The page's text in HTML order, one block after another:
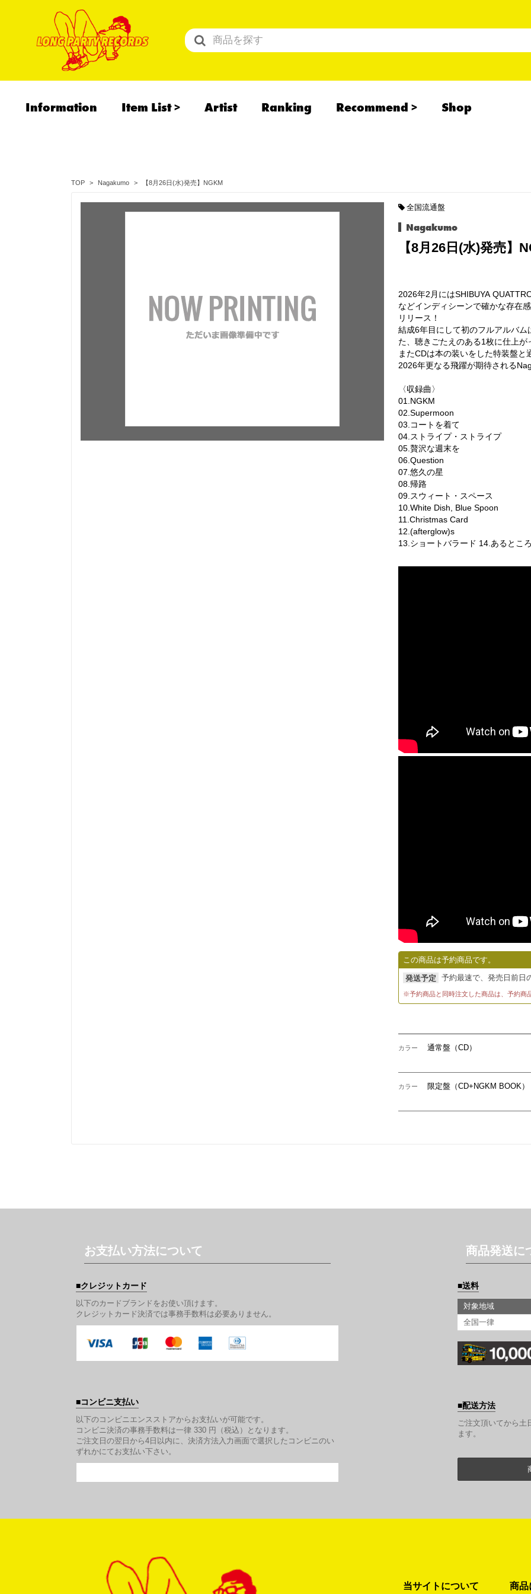
Information Item List Artist Ranking Recommend Shop
TOP Nagakumo 【8月26日(水)発売】NGKM
全国流通盤
Nagakumo
【8月26日(水)発売】
2026年2月にはSHIBUYA
などインディシーンで確かな存在
リリース！
結成6年目にして初のフルアルバ
た、聴きごたえのある1枚に仕上が
またCDは本の装いをした特装盤
2026年更なる飛躍が期待される
〈収録曲〉
01.NGKM
02.Supermoon
03.コートを着て
04.ストライプ・ストライプ
05.贅沢な週末を
06.Question
07.悠久の星
08.帰路
09.スウィート・スペース
10.White Dish, Blue Spoon
11.Christmas Card
12.(afterglow)s
13.ショートバラード 14.あるとこ
この商品は予約商品です。
発送予定 予約最速で、発売日前日
※予約商品と同時注文した商品は、予約商
カラー 通常盤（CD）
カラー 限定盤（CD+NGKM BOOK）
お支払い方法について
クレジットカード
以下のカードブランドをお使い頂けます。
クレジットカード決済では事務手数料は必要ありません。
コンビニ支払い
以下のコンビニエンスストアからお支払いが可能です。
コンビニ決済の事務手数料は一律 330 円（税込）となります。
ご注文日の翌日から4日以内に、決済方法入力画面で選択したコンビニのい
ずれかにてお支払い下さい。
商品発送に
送料
対象地域
全国一律
配送方法
ご注文頂いてから土
ます。
当サイトについて 商品